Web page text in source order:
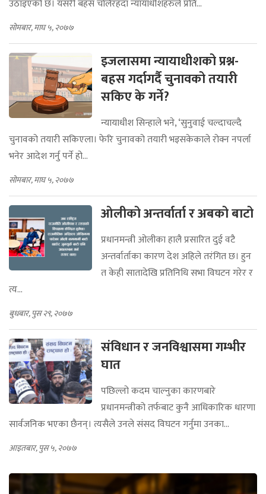
उठाइएको छ। यसरी बहस चलिरहँदा न्यायाधीशहरुले प्रति...
सोमबार, माघ ५, २०७७
इजलासमा न्यायाधीशको प्रश्न-
बहस गर्दागर्दै चुनावको तयारी
सकिए के गर्ने?
न्यायाधीश सिन्हाले भने, ‘सुनुवाई चल्दाचल्दै
चुनावको तयारी सकिएला। फेरि चुनावको तयारी भइसकेकाले रोक्न नपर्ला
भनेर आदेश गर्नु पर्ने हो...
सोमबार, माघ ५, २०७७
ओलीको अन्तर्वार्ता र अबको बाटो
प्रधानमन्त्री ओलीका हालै प्रसारित दुई वटै
अन्तर्वार्ताका कारण देश अहिले तरंगित छ। हुन
त केही सातादेखि प्रतिनिधि सभा विघटन गरेर र
त्य...
बुधबार, पुस २९, २०७७
संविधान र जनविश्वासमा गम्भीर
घात
पछिल्लो कदम चाल्नुका कारणबारे
प्रधानमन्त्रीको तर्फबाट कुनै आधिकारिक धारणा
सार्वजनिक भएका छैनन्। त्यसैले उनले संसद विघटन गर्नुमा उनका...
आइतबार, पुस ५, २०७७